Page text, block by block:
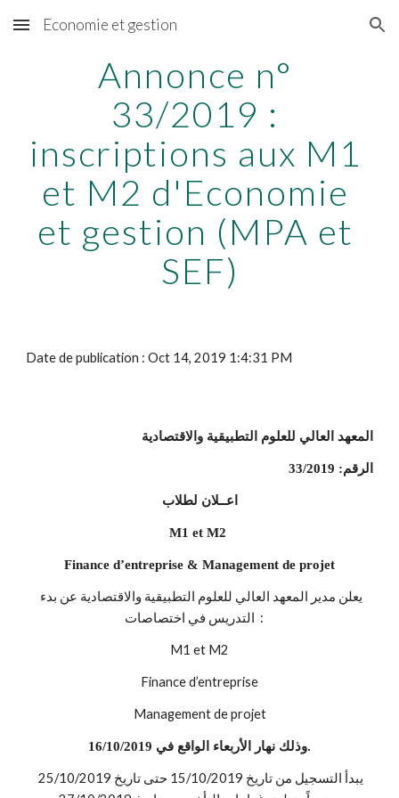
Skip to main content Skip to navigation
Economie et gestion
Annonce n°
33/2019 :
inscriptions aux M1
et M2 d'Economie
et gestion (MPA et
SEF)
Date de publication : Oct 14, 2019 1:4:31 PM
المعهد العالي للعلوم التطبيقية والاقتصادية
الرقم: 33/2019
اعــلان لطلاب
M1 et M2
Finance d’entreprise & Management de projet
التدريس في اختصاصات  :
M1 et M2
Finance d’entreprise
Management de projet
وذلك نهار الأربعاء الواقع في 16/10/2019.